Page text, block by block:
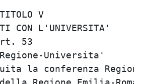
RAPPORTI
la conferenza